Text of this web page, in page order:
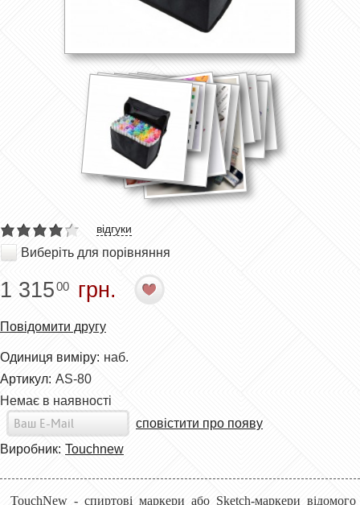
відгуки
Виберіть для порівняння
1 31500 грн.
Повідомити другу
Одиниця виміру: наб.
Артикул: AS-80
Немає в наявності
сповістити про появу
Виробник: Touchnew
TouchNew - спиртові маркери або Sketch-маркери відомого